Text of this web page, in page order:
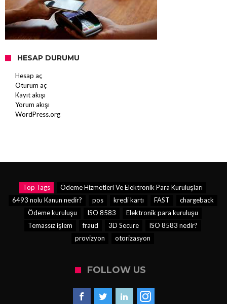
HESAP DURUMU
Hesap aç
Oturum aç
Kayıt akışı
Yorum akışı
WordPress.org
Top Tags
Ödeme Hizmetleri Ve Elektronik Para Kuruluşları
6493 nolu Kanun nedir?
pos kredi kartı FAST
chargeback
Ödeme kuruluşu
ISO 8583
Elektronik para kuruluşu
Temassız işlem
fraud 3D Secure
ISO 8583 nedir?
provizyon
otorizasyon
FOLLOW US